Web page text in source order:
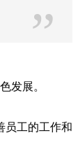
”
发展。
员工的工作和